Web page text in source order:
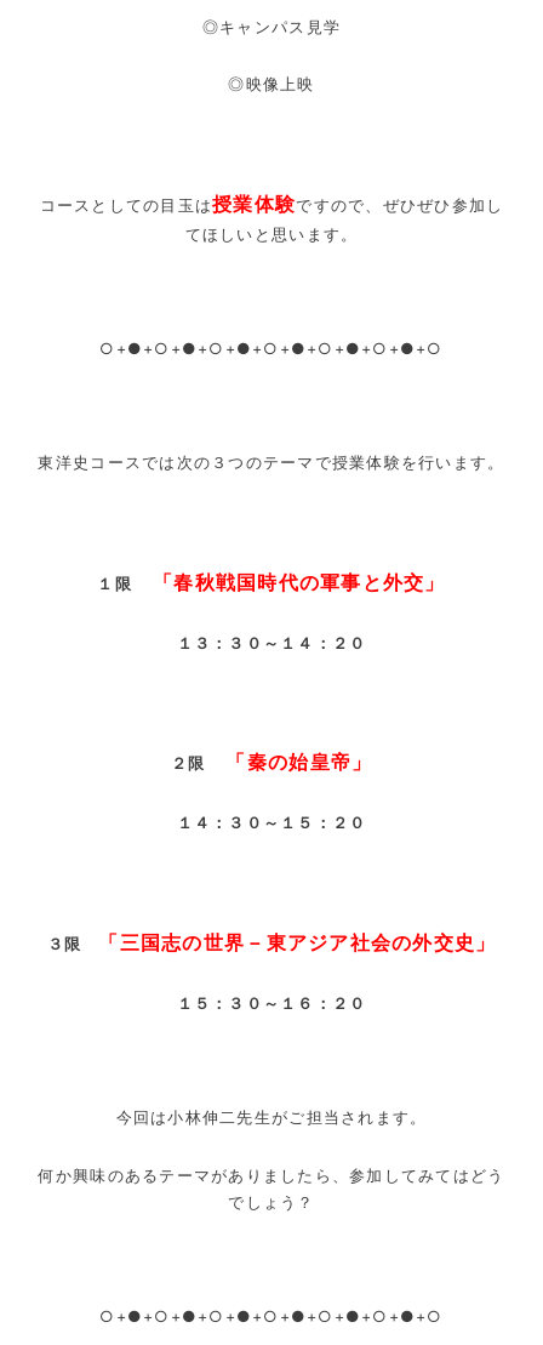
◎キャンパス見学
◎映像上映
コースとしての目玉は授業体験ですので、ぜひぜひ参加し
てほしいと思います。
○+●+○+●+○+●+○+●+○+●+○+●+○
東洋史コースでは次の３つのテーマで授業体験を行います。
１限 「春秋戦国時代の軍事と外交」
１３：３０～１４：２０
２限 「秦の始皇帝」
１４：３０～１５：２０
３限 「三国志の世界－東アジア社会の外交史」
１５：３０～１６：２０
今回は小林伸二先生がご担当されます。
何か興味のあるテーマがありましたら、参加してみてはどう
でしょう？
○+●+○+●+○+●+○+●+○+●+○+●+○